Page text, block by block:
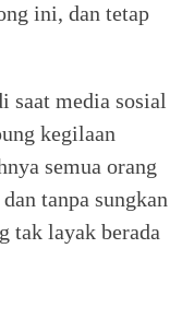
ini, dan tetap
saat media sosial
kegilaan
semua orang
tanpa sungkan
tak layak berada